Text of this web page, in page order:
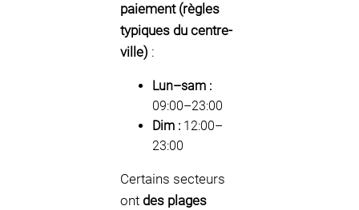
paiement (règles
typiques du centre-
ville) :
Lun–sam :
09:00–23:00
Dim : 12:00–
23:00
Certains secteurs
ont des plages